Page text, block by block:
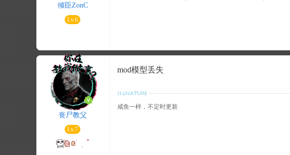
倾臣ZonC
Lv.6
丧尸教父
Lv.7
mod模型丢失
咸鱼一样，不定时更新